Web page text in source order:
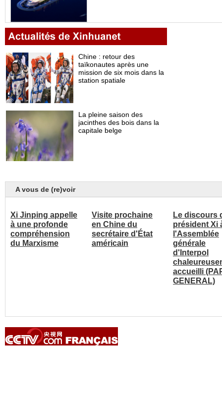
A vous de (re)voir
Xi Jinping appelle
à une profonde
compréhension
du Marxisme
Visite prochaine
en Chine du
secrétaire d'État
américain
Le discours
président Xi
l'Assemblée
générale
d'Interpol
accueilli
GENERAL)